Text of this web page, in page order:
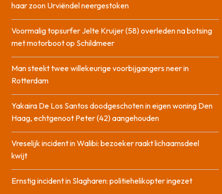
haar zoon Urviëndel neergestoken
Voormalig topsurfer Jelte Kruijer (58) overleden na botsing
met motorboot op Schildmeer
Man steekt twee willekeurige voorbijgangers neer in
Rotterdam
Yakaira De Los Santos doodgeschoten in eigen woning Den
Haag, echtgenoot Peter (42) aangehouden
Vreselijk incident in Walibi: bezoeker raakt lichaamsdeel
kwijt
Ernstig incident in Slagharen: politiehelikopter ingezet